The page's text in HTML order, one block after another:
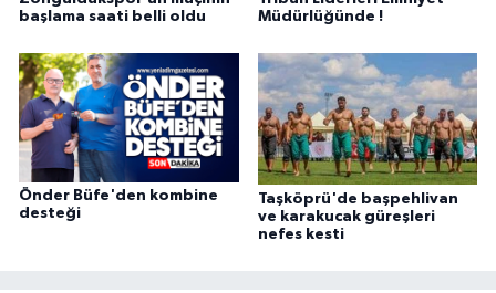
başlama saati belli oldu
Müdürlüğünde !
Önder Büfe'den kombine
desteği
Taşköprü'de başpehlivan
ve karakucak güreşleri
nefes kesti